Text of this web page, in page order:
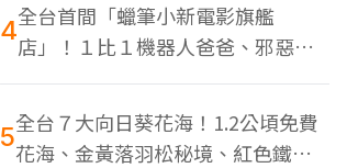
4全台首間「蠟筆小新電影旗艦
店」！１比１機器人爸爸、邪惡正
男，百款周邊買翻
5全台７大向日葵花海！1.2公頃免費
花海、金黃落羽松秘境、紅色鐵橋